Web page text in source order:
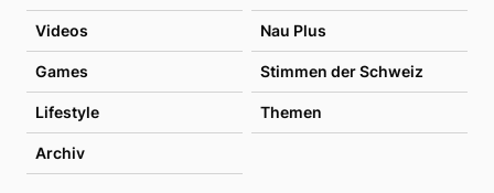
Videos Nau Plus
Games Stimmen der Schweiz
Lifestyle Themen
Archiv